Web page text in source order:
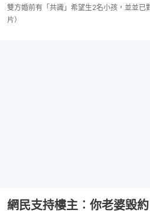
雙方婚前有「共識」希望生2名小孩，並並已
片）
網民支持樓主︰你老婆毀約